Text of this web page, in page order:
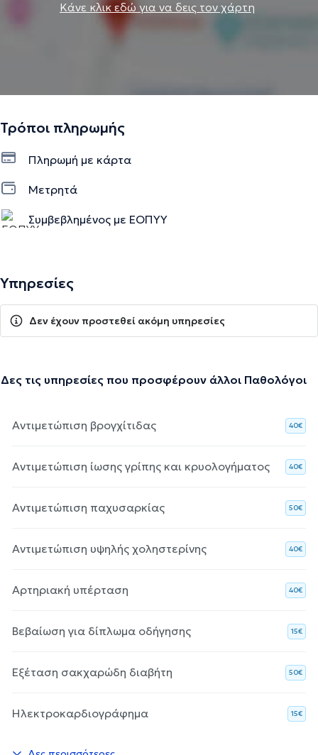
Κάνε κλικ εδώ για να δεις τον χάρτη
Τρόποι πληρωμής
Πληρωμή με κάρτα
Μετρητά
Συμβεβλημένος με ΕΟΠΥΥ
Υπηρεσίες
Δεν έχουν προστεθεί ακόμη υπηρεσίες
Δες τις υπηρεσίες που προσφέρουν άλλοι Παθολόγοι
Αντιμετώπιση βρογχίτιδας 40€
Αντιμετώπιση ίωσης γρίπης και κρυολογήματος 40€
Αντιμετώπιση παχυσαρκίας 50€
Αντιμετώπιση υψηλής χοληστερίνης 40€
Αρτηριακή υπέρταση 40€
Βεβαίωση για δίπλωμα οδήγησης 15€
Εξέταση σακχαρώδη διαβήτη 50€
Ηλεκτροκαρδιογράφημα 15€